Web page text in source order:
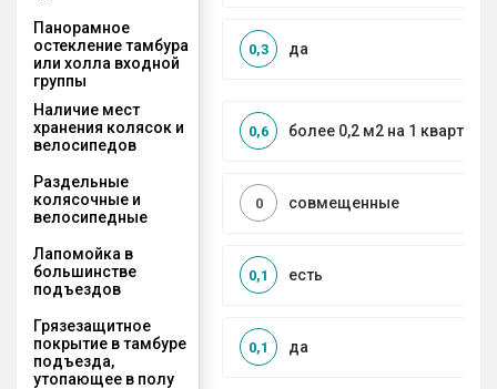
Панорамное
остекление тамбура
или холла входной
группы
да
0,3
Наличие мест
хранения колясок и
велосипедов
более 0,2 м2 на 1 квартиру
0,6
Раздельные
колясочные и
велосипедные
совмещенные
0
Лапомойка в
большинстве
подъездов
есть
0,1
Грязезащитное
покрытие в тамбуре
подъезда,
утопающее в полу
да
0,1